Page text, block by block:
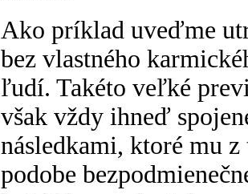
Ako príklad uveďme
bez vlastného
ľudí. Takéto veľké
však vždy ihneď
následkami, ktoré mu
podobe